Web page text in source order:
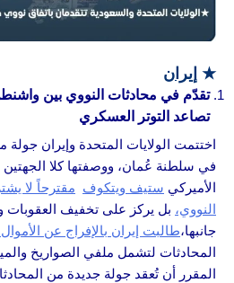
★ يران
تقدّم في محادثات النووي بين
تصاعد التوتر العسكري
اختتمت الولايات المتحدة وإيران جولة
في سلطنة عُمان، ووصفتها كلا الجهتين
الأميركي ستيف ويتكوف مقترحاً لا
النووي، بل يركز على تخفيف
جانبها،طالبت إيران بالإفراج عن
المحادثات لتشمل ملفي الصواريخ
المقرر أن تُعقد جولة جديدة من